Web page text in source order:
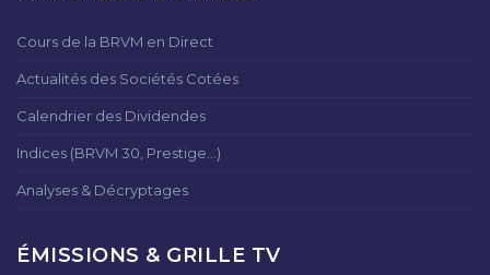
Cours de la BRVM en Direct
Actualités des Sociétés Cotées
Calendrier des Dividendes
Indices (BRVM 30, Prestige...)
Analyses & Décryptages
ÉMISSIONS & GRILLE TV